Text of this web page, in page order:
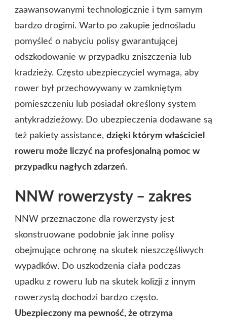
zaawansowanymi technologicznie i tym samym
bardzo drogimi. Warto po zakupie jednośladu
pomyśleć o nabyciu polisy gwarantującej
odszkodowanie w przypadku zniszczenia lub
kradzieży. Często ubezpieczyciel wymaga, aby
rower był przechowywany w zamkniętym
pomieszczeniu lub posiadał określony system
antykradzieżowy. Do ubezpieczenia dodawane są
też pakiety assistance, dzięki którym właściciel
roweru może liczyć na profesjonalną pomoc w
przypadku nagłych zdarzeń.
NNW rowerzysty – zakres
NNW przeznaczone dla rowerzysty jest
skonstruowane podobnie jak inne polisy
obejmujące ochronę na skutek nieszczęśliwych
wypadków. Do uszkodzenia ciała podczas
upadku z roweru lub na skutek kolizji z innym
rowerzystą dochodzi bardzo często.
Ubezpieczony ma pewność, że otrzyma